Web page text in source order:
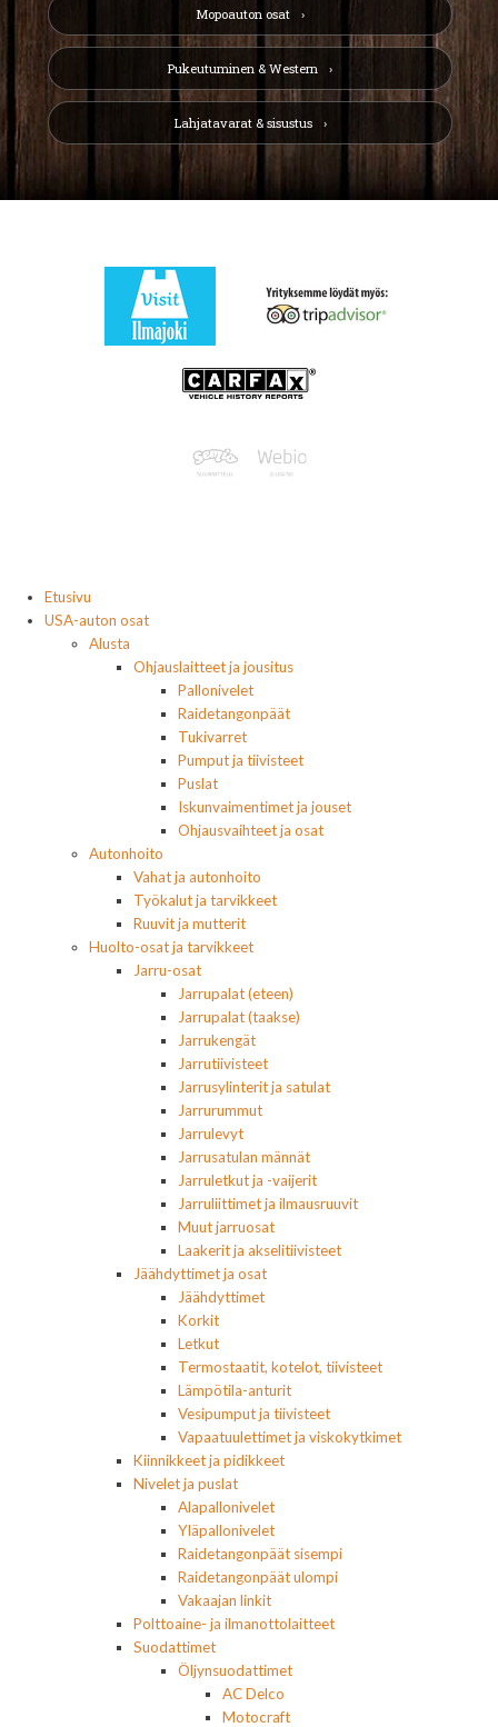
Mopoauton osat
Pukeutuminen & Western
Lahjatavarat & sisustus
Etusivu
USA-auton osat
Alusta
Ohjauslaitteet ja jousitus
Pallonivelet
Raidetangonpäät
Tukivarret
Pumput ja tiivisteet
Puslat
Iskunvaimentimet ja jouset
Ohjausvaihteet ja osat
Autonhoito
Vahat ja autonhoito
Työkalut ja tarvikkeet
Ruuvit ja mutterit
Huolto-osat ja tarvikkeet
Jarru-osat
Jarrupalat (eteen)
Jarrupalat (taakse)
Jarrukengät
Jarrutiivisteet
Jarrusylinterit ja satulat
Jarrurummut
Jarrulevyt
Jarrusatulan männät
Jarruletkut ja -vaijerit
Jarruliittimet ja ilmausruuvit
Muut jarruosat
Laakerit ja akselitiivisteet
Jäähdyttimet ja osat
Jäähdyttimet
Korkit
Letkut
Termostaatit, kotelot, tiivisteet
Lämpötila-anturit
Vesipumput ja tiivisteet
Vapaatuulettimet ja viskokytkimet
Kiinnikkeet ja pidikkeet
Nivelet ja puslat
Alapallonivelet
Yläpallonivelet
Raidetangonpäät sisempi
Raidetangonpäät ulompi
Vakaajan linkit
Polttoaine- ja ilmanottolaitteet
Suodattimet
Öljynsuodattimet
AC Delco
Motocraft